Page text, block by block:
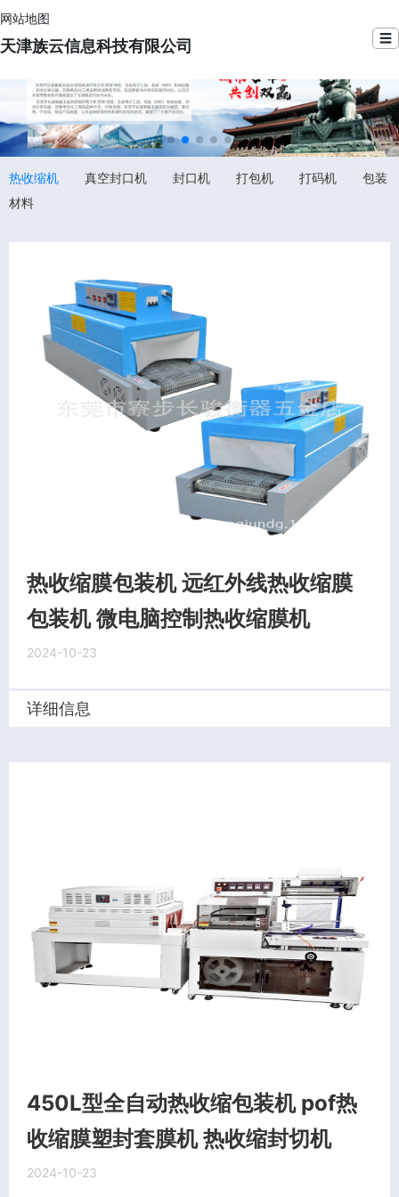
网站地图
天津族云信息科技有限公司 ☰
热收缩机 真空封口机 封口机 打包机 打码机
包装
材料
热收缩膜包装机 远红外线热收缩膜
包装机 微电脑控制热收缩膜机
2024-10-23
详细信息
450L型全自动热收缩包装机 pof热
收缩膜塑封套膜机 热收缩封切机
2024-10-23